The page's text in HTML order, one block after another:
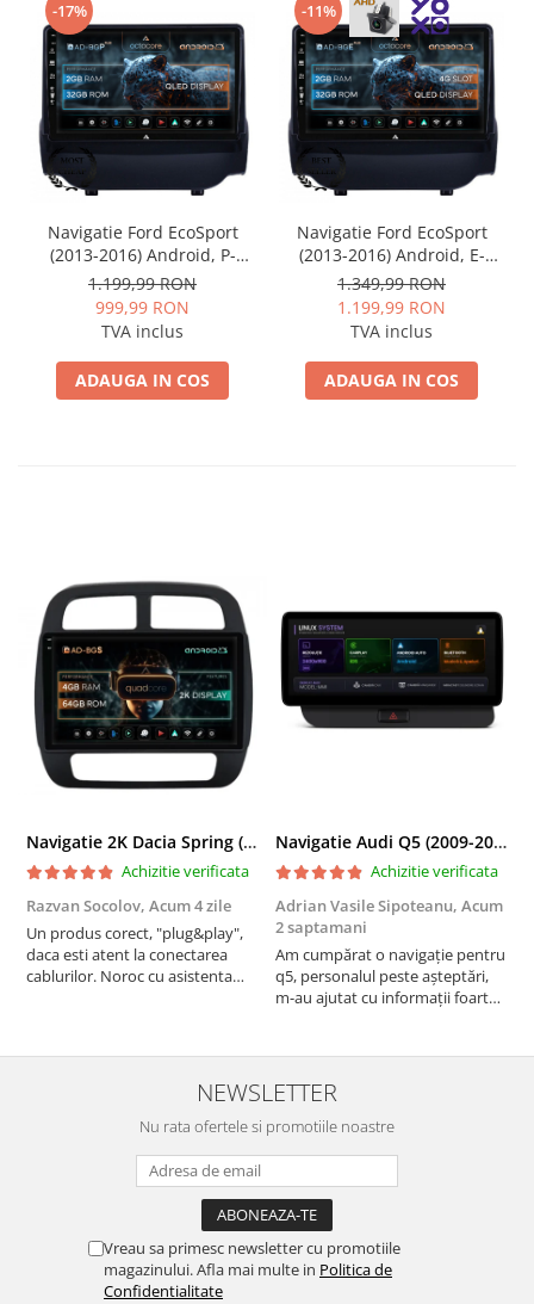
-17%
Navigatie Ford EcoSport
(2013-2016) Android, P-
Octacore / 2GB RAM + 32GB
ROM, 9 Inch - AD-
BGP9002+BGRKIT118
1.199,99 RON
999,99 RON
TVA inclus
ADAUGA IN COS
-11%
Navigatie Ford EcoSport
(2013-2016) Android, E-
Octacore / 2GB RAM + 32GB
ROM, 9 Inch - AD-
BGE9002+BGRKIT118
1.349,99 RON
1.199,99 RON
TVA inclus
ADAUGA IN COS
Navigatie 2K Dacia Spring (2021- Prezent), Android, S-Quadcore / 4GB RAM + 64GB ROM, 9.5 Inch - AD-BGS90042K+AD-BGRKIT366V4s
Achizitie verificata
Razvan Socolov, Acum 4 zile
Un produs corect, "plug&play",
daca esti atent la conectarea
cablurilor. Noroc cu asistenta
atras atentia ca nu era conectat
cablul de video de la camera
Navigatie Audi Q5 (2009-2017), Linux OS & OEM, MMI 3G, CarPlay & Android Auto Wireless, MirrorLink, Camera AHD, 12.3 Inch - AD-BGAALNXH+AD-BGRKITQ5002
Achizitie verificata
Adrian Vasile Sipoteanu, Acum
2 saptamani
Am cumpărat o navigație pentru
q5, personalul peste așteptări,
m-au ajutat cu informații foarte
serviabili, livrare rapidă, suport
tehnic, totul impecabil, o să revin
la ei și pentru vi...
NEWSLETTER
Nu rata ofertele si promotiile noastre
Vreau sa primesc newsletter cu promotiile
magazinului. Afla mai multe in Politica de
Confidentialitate